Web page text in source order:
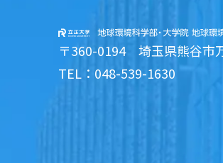
〒360-0194 埼玉県熊谷市
TEL：048-539-1630